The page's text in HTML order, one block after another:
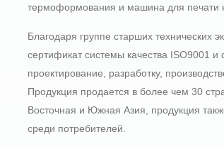
термоформования и машина для печати
Благодаря группе старших технических
сертификат системы качества ISO9001
проектирование, разработку,
Продукция продается в более чем 30
Восточная и Южная Азия, продукция
среди потребителей.